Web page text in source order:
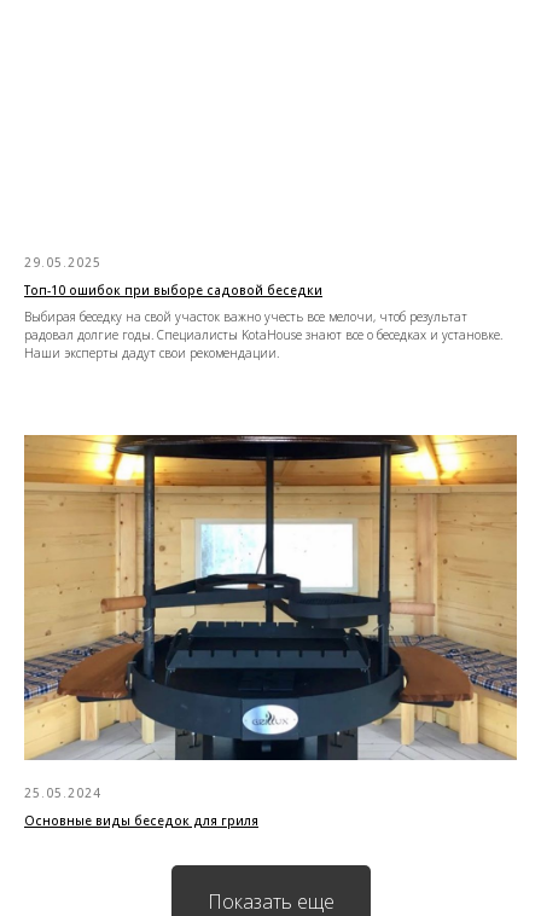
29.05.2025
Топ-10 ошибок при выборе садовой беседки
Выбирая беседку на свой участок важно учесть все мелочи, чтоб результат
радовал долгие годы. Специалисты KotaHouse знают все о беседках и установке.
Наши эксперты дадут свои рекомендации.
25.05.2024
Основные виды беседок для гриля
Показать еще